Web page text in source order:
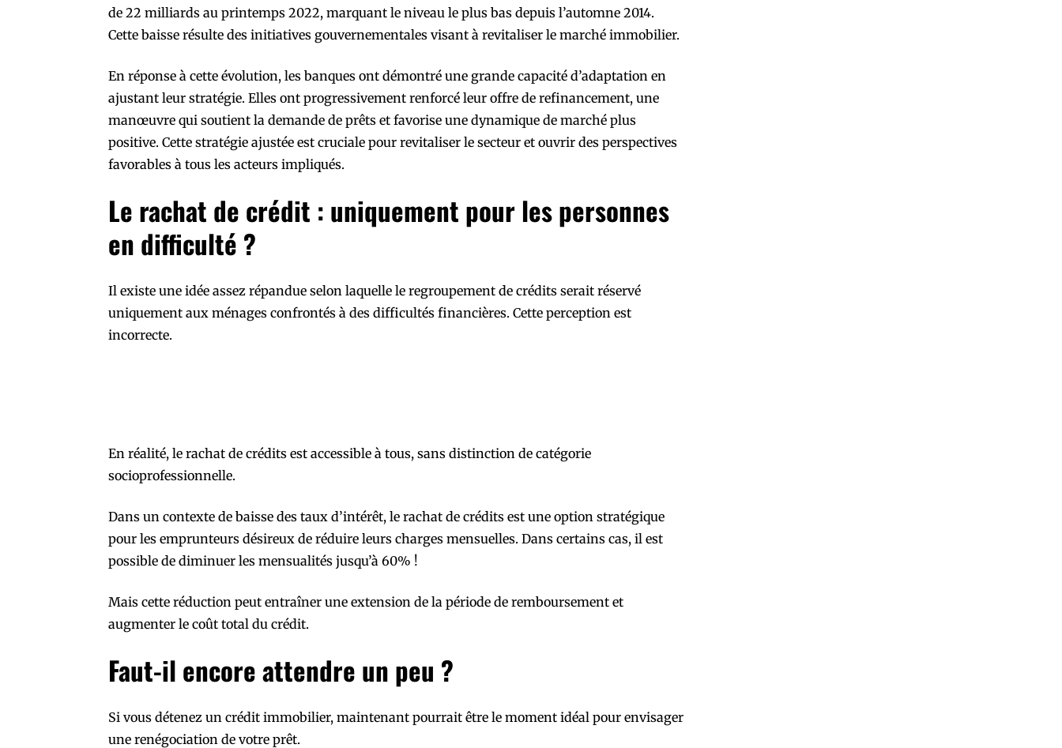
de 22 milliards au printemps 2022, marquant le niveau le plus bas depuis l’automne 2014.
Cette baisse résulte des initiatives gouvernementales visant à revitaliser le marché immobilier.
En réponse à cette évolution, les banques ont démontré une grande capacité d’adaptation en
ajustant leur stratégie. Elles ont progressivement renforcé leur offre de refinancement, une
manœuvre qui soutient la demande de prêts et favorise une dynamique de marché plus
positive. Cette stratégie ajustée est cruciale pour revitaliser le secteur et ouvrir des perspectives
favorables à tous les acteurs impliqués.
Le rachat de crédit : uniquement pour les personnes
en difficulté ?
Il existe une idée assez répandue selon laquelle le regroupement de crédits serait réservé
uniquement aux ménages confrontés à des difficultés financières. Cette perception est
incorrecte.
En réalité, le rachat de crédits est accessible à tous, sans distinction de catégorie
socioprofessionnelle.
Dans un contexte de baisse des taux d’intérêt, le rachat de crédits est une option stratégique
pour les emprunteurs désireux de réduire leurs charges mensuelles. Dans certains cas, il est
possible de diminuer les mensualités jusqu’à 60% !
Mais cette réduction peut entraîner une extension de la période de remboursement et
augmenter le coût total du crédit.
Faut-il encore attendre un peu ?
Si vous détenez un crédit immobilier, maintenant pourrait être le moment idéal pour envisager
une renégociation de votre prêt.